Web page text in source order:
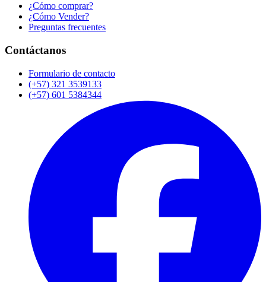
¿Cómo comprar?
¿Cómo Vender?
Preguntas frecuentes
Contáctanos
Formulario de contacto
(+57) 321 3539133
(+57) 601 5384344